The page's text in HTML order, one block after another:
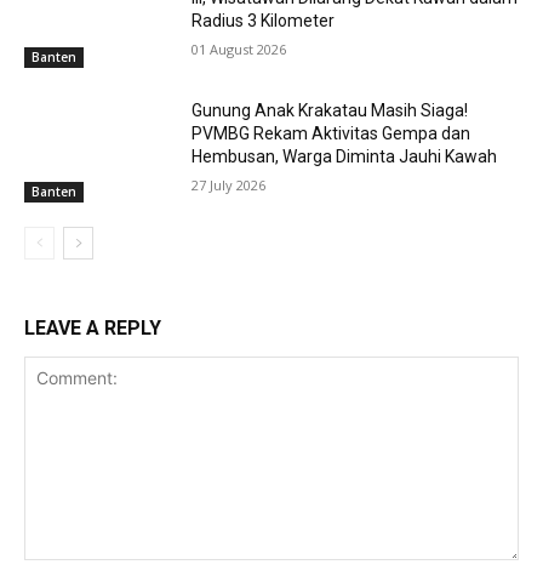
Banten
Radius 3 Kilometer
01 August 2026
Banten
Gunung Anak Krakatau Masih Siaga!
PVMBG Rekam Aktivitas Gempa dan
Hembusan, Warga Diminta Jauhi Kawah
27 July 2026
LEAVE A REPLY